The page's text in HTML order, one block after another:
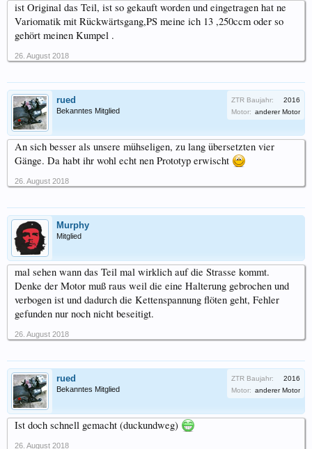
ist Original das Teil, ist so gekauft worden und eingetragen hat ne
Variomatik mit Rückwärtsgang,PS meine ich 13 ,250ccm oder so
gehört meinen Kumpel .
26. August 2018
rued
Bekanntes Mitglied
ZTR Baujahr:
2016
Motor: anderer Motor
An sich besser als unsere mühseligen, zu lang übersetzten vier
Gänge. Da habt ihr wohl echt nen Prototyp erwischt
26. August 2018
Murphy
Mitglied
mal sehen wann das Teil mal wirklich auf die Strasse kommt.
Denke der Motor muß raus weil die eine Halterung gebrochen und
verbogen ist und dadurch die Kettenspannung flöten geht, Fehler
gefunden nur noch nicht beseitigt.
26. August 2018
rued
Bekanntes Mitglied
ZTR Baujahr:
2016
Motor: anderer Motor
Ist doch schnell gemacht (duckundweg)
26. August 2018